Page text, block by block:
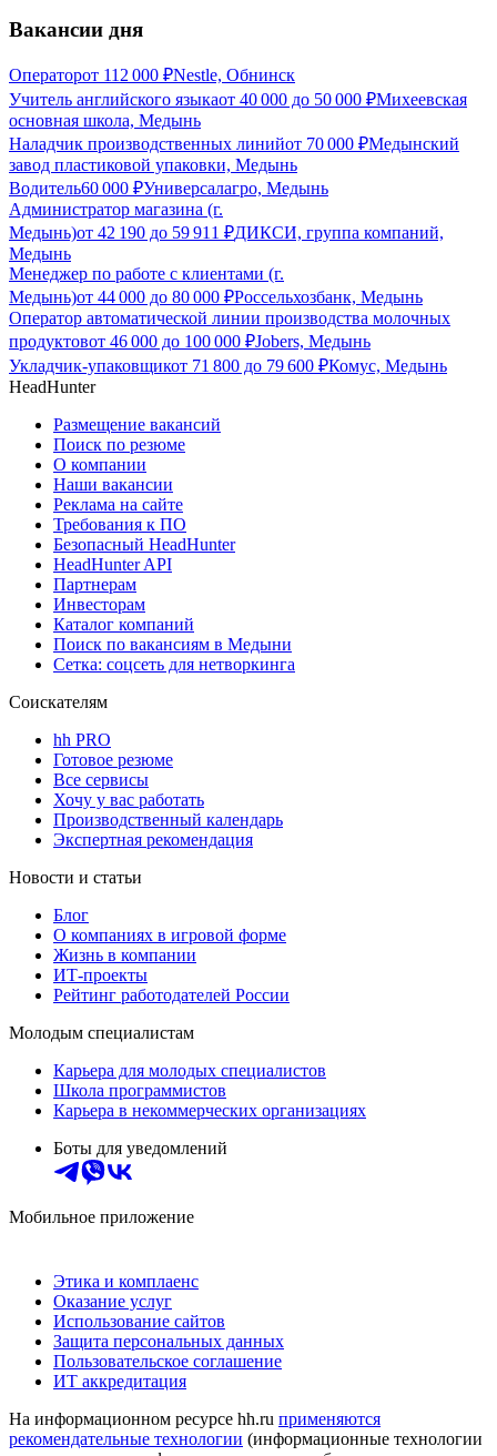
Вакансии дня
Операторот 112 000 ₽Nestle, Обнинск
Учитель английского языкаот 40 000 до 50 000 ₽Михеевская
основная школа, Медынь
Наладчик производственных линийот 70 000 ₽Медынский
завод пластиковой упаковки, Медынь
Водитель60 000 ₽Универсалагро, Медынь
Администратор магазина (г.
Медынь)от 42 190 до 59 911 ₽ДИКСИ, группа компаний,
Медынь
Менеджер по работе с клиентами (г.
Медынь)от 44 000 до 80 000 ₽Россельхозбанк, Медынь
Оператор автоматической линии производства молочных
продуктовот 46 000 до 100 000 ₽Jobers, Медынь
Укладчик-упаковщикот 71 800 до 79 600 ₽Комус, Медынь
HeadHunter
Размещение вакансий
Поиск по резюме
О компании
Наши вакансии
Реклама на сайте
Требования к ПО
Безопасный HeadHunter
HeadHunter API
Партнерам
Инвесторам
Каталог компаний
Поиск по вакансиям в Медыни
Сетка: соцсеть для нетворкинга
Соискателям
hh PRO
Готовое резюме
Все сервисы
Хочу у вас работать
Производственный календарь
Экспертная рекомендация
Новости и статьи
Блог
О компаниях в игровой форме
Жизнь в компании
ИТ-проекты
Рейтинг работодателей России
Молодым специалистам
Карьера для молодых специалистов
Школа программистов
Карьера в некоммерческих организациях
Боты для уведомлений
Мобильное приложение
Этика и комплаенс
Оказание услуг
Использование сайтов
Защита персональных данных
Пользовательское соглашение
ИТ аккредитация
На информационном ресурсе hh.ru применяются
рекомендательные технологии (информационные технологии